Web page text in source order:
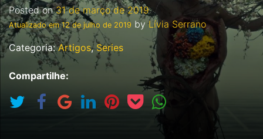
Posted on31 de março de 2019
Atualizado em12 de julho de 2019 byLívia Serrano
Categoria:Artigos,Series
Compartilhe: